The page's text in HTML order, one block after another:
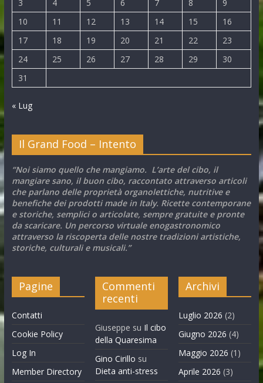
3 4 5 6 7 8
9
10
11 12 13 14 15
16
17
18 19 20 21 22
23
24
25 26 27 28 29
30
31
« Lug
Il Grand Food – Intento
“Noi siamo quello che mangiamo. L’arte del cibo, il
mangiare sano, il buon cibo, raccontato attraverso articoli
che parlano delle proprietà organolettiche, nutritive e
benefiche dei prodotti made in Italy. Ricette contemporane
e storiche, semplici o articolate, sempre gratuite e pronte
da scaricare. Un percorso virtuale enogastronomico
attraverso la riscoperta delle nostre tradizioni artistiche,
storiche, culturali e musicali.”
Pagine
Contatti
Cookie Policy
Log In
Member Directory
Commenti
recenti
Giuseppe su Il cibo
della Quaresima
Gino Cirillo su
Dieta anti-stress
Archivi
Luglio 2026 (2)
Giugno 2026 (4)
Maggio 2026 (1)
Aprile 2026 (3)